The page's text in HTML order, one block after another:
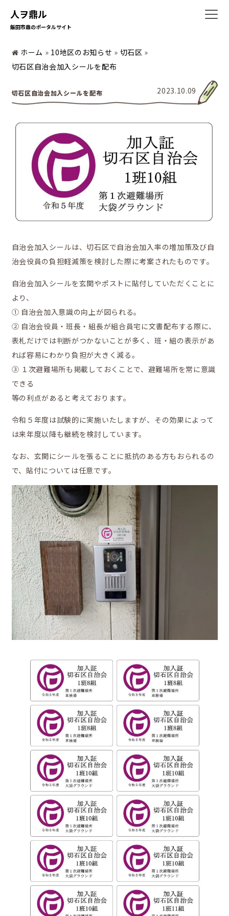
人ヲ鼎ル
飯田市鼎のポータルサイト
ホーム
暮らしの情報
地域の活動
かなえの人特集
鼎地区の魅力
移住をお考えの方へ
お問合せ
ホーム » 10地区のお知らせ » 切石区 »
切石区自治会加入シールを配布
2023.10.09
切石区自治会加入シールを配布
自治会加入シールは、切石区で自治会加入率の増加策及び自
治会役員の負担軽減策を検討した際に考案されたものです。
自治会加入シールを玄関やポストに貼付していただくことに
より、
① 自治会加入意識の向上が図られる。
② 自治会役員・班長・組長が組合員宅に文書配布する際に、
表札だけでは判断がつかないことが多く、班・組の表示があ
れば容易にわかり負担が大きく減る。
③ １次避難場所も掲載しておくことで、避難場所を常に意識
できる
等の利点があると考えております。
令和５年度は試験的に実施いたしますが、その効果によって
は来年度以降も継続を検討しています。
なお、玄関にシールを張ることに抵抗のある方もおられるの
で、貼付については任意です。